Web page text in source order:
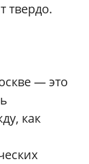
твердо.
— это
как